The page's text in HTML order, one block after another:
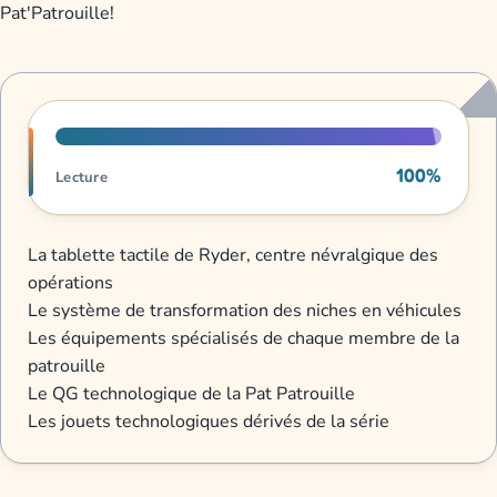
Pat'Patrouille!
Progression de lecture
Lecture 100%
La tablette tactile de Ryder, centre névralgique des
opérations
Le système de transformation des niches en véhicules
Les équipements spécialisés de chaque membre de la
patrouille
Le QG technologique de la Pat Patrouille
Les jouets technologiques dérivés de la série